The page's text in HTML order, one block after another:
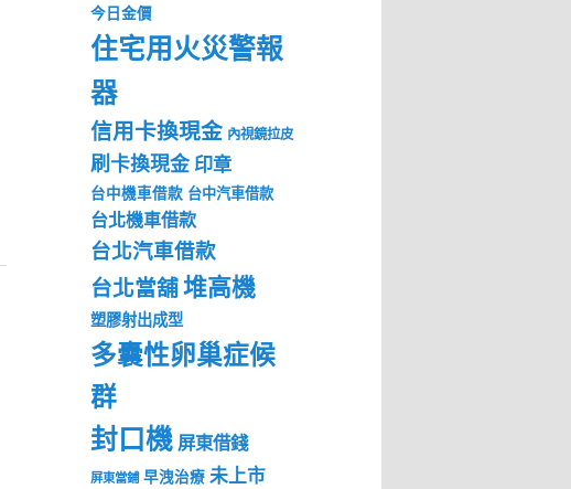
今日金價
住宅用火災警報
器
信用卡換現金 內視鏡拉皮
刷卡換現金 印章
台中機車借款 台中汽車借款
台北機車借款
台北汽車借款
台北當舖堆高機
塑膠射出成型
多囊性卵巢症候
群
封口機 屏東借錢
屏東當鋪 早洩治療 未上市